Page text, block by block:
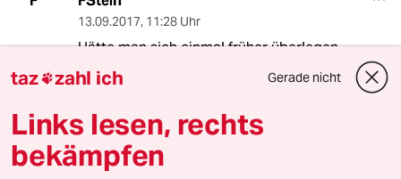
13.09.2017, 11:28 Uhr
Hätte man sich einmal früher überlegen
müssen wo das Geld herkommen soll. Jetzt
solls mal wieder der Staat richten und somit all
Leben geplant haben. Von denen dann
herunter leben ist man sich nicht zu schade...
taz zahl ich Gerade nicht
Links lesen, rechts
bekämpfen